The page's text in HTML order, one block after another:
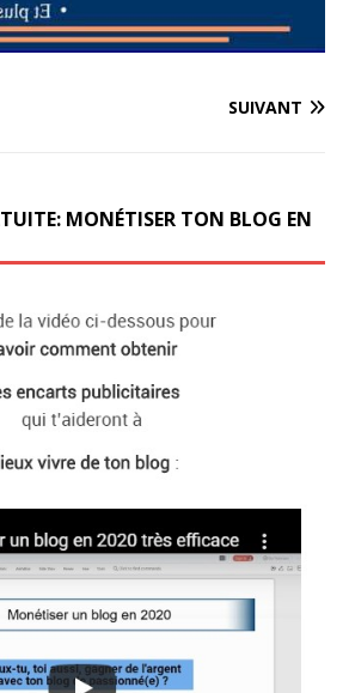
SUIVANT
MONÉTISER TON BLOG EN